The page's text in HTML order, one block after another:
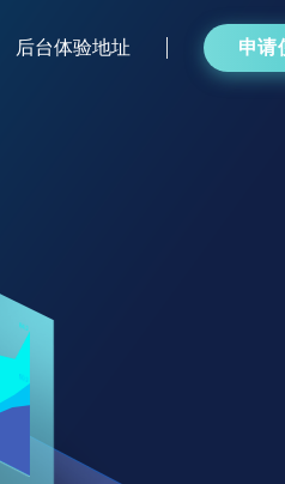
后台体验地址 申请